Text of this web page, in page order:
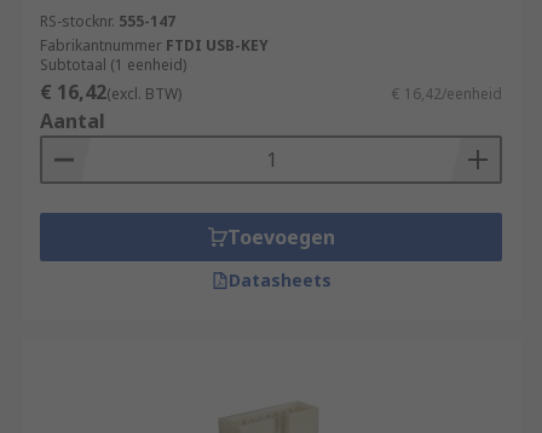
RS-stocknr. 555-147
Fabrikantnummer FTDI USB-KEY
Subtotaal (1 eenheid)
€ 16,42(excl. BTW) € 16,42/eenheid
Aantal
Toevoegen
Datasheets